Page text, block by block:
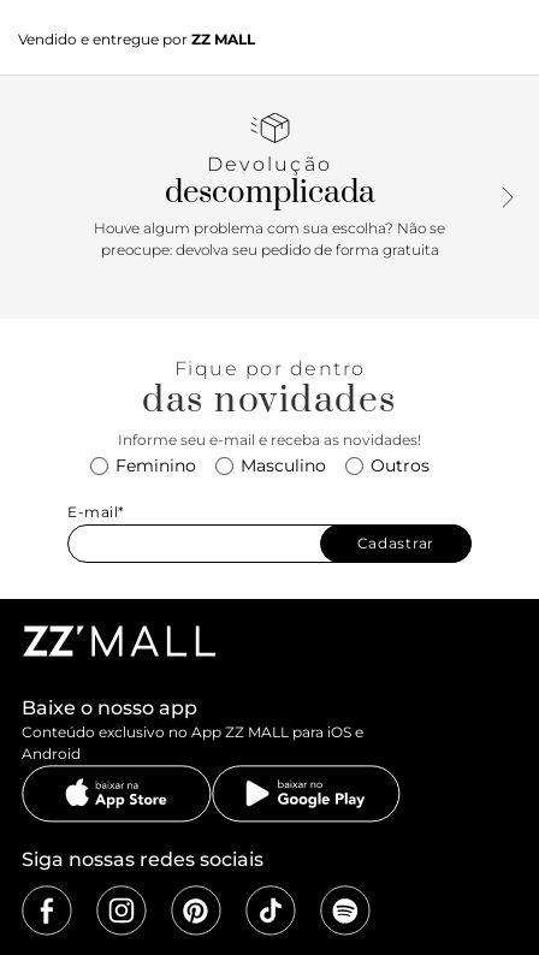
meia-pata dupla e bico quadrado. Fechada na parte frontal
e no calcanhar, possui tira fina em torno do tornozelo com
Com palmilha da cor do modelo.
A sandália surge com uma meia-pata imponente e cria
looks descolados e ousados. O modelo é a cara da
Vendido e entregue por ZZ MALL
Devolução
descomplicada
Houve algum problema com sua escolha? Não se
preocupe: devolva seu pedido de forma gratuita
Fique por dentro
das novidades
Informe seu e-mail e receba as novidades!
Feminino Masculino Outros
E-mail*
Cadastrar
Baixe o nosso app
Conteúdo exclusivo no App ZZ MALL para iOS e
Android
Siga nossas redes sociais